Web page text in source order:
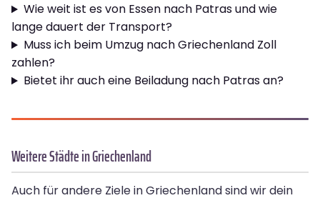
Wie weit ist es von Essen nach Patras und wie
lange dauert der Transport?
Muss ich beim Umzug nach Griechenland Zoll
zahlen?
Bietet ihr auch eine Beiladung nach Patras an?
Weitere Städte in Griechenland
Auch für andere Ziele in Griechenland sind wir dein